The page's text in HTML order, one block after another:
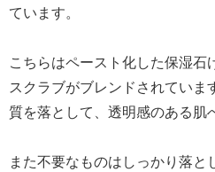
ています。
こちらはペースト化した保湿石
スクラブがブレンドされていま
質を落として、透明感のある肌
また不要なものはしっかり落